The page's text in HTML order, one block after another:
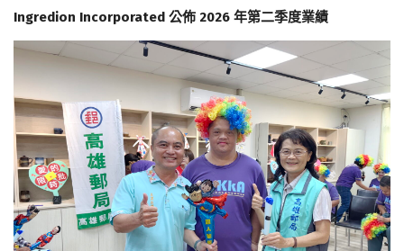
Ingredion Incorporated 公佈 2026 年第二季度業績